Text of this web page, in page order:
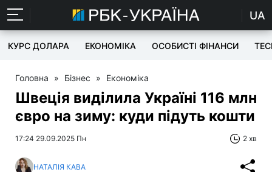
UA
КУРС ДОЛАРА ЕКОНОМІКА ОСОБИСТІ ФІНАНСИ
Головна » Бізнес » Економіка
Швеція виділила Україні 116 млн
євро на зиму: куди підуть кошти
17:24 29.09.2025 Пн 2 хв
НАТАЛІЯ КАВА